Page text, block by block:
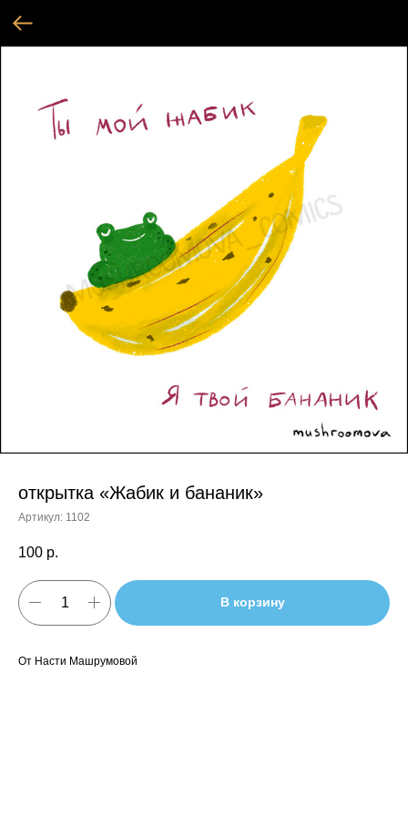
открытка «Жабик и бананик»
Артикул: 1102
100 р.
В корзину
От Насти Машрумовой